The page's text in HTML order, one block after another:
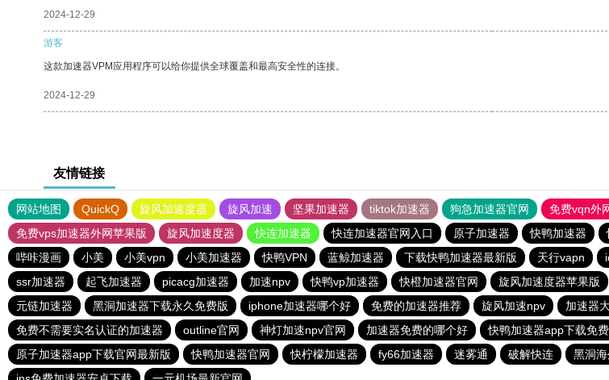
2024-12-29
游客
这款加速器VPM应用程序可以给你提供全球覆盖和最高安全性的连接。
2024-12-29
友情链接
网站地图 QuickQ 旋风加速度器 旋风加速 坚果加速器 tiktok加速器 狗急加速器官网 免费vqn外
免费vps加速器外网苹果版
旋风加速度器 快连加速器 快连加速器官网入口 原子加速器 快鸭加速器
哔咔漫画
小美 小美vpn 小美加速器 快鸭VPN 蓝鲸加速器 下载快鸭加速器最新版 天行vapn
ssr加速器
起飞加速器 picacg加速器 加速npv 快鸭vp加速器 快橙加速器官网 旋风加速度器苹果版
元链加速器
黑洞加速器下载永久免费版 iphone加速器哪个好 免费的加速器推荐 旋风加速npv 加速器
免费不需要实名认证的加速器
outline官网 神灯加速npv官网 加速器免费的哪个好 快鸭加速器app下载免费
原子加速器app下载官网最新版
快鸭加速器官网 快柠檬加速器 fy66加速器 迷雾通 破解快连 黑洞